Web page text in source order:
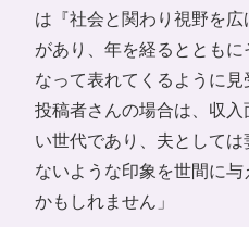
は『社会と関わり視野を
があり、年を経るととも
なって表れてくるように見
投稿者さんの場合は、収
い世代であり、夫として
ないような印象を世間に
かもしれません」